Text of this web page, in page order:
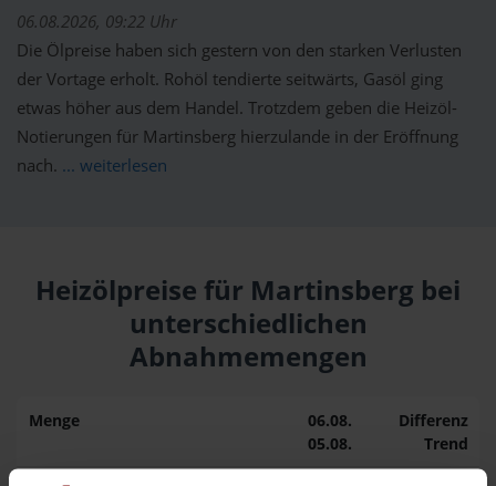
06.08.2026, 09:22 Uhr
Die Ölpreise haben sich gestern von den starken Verlusten
der Vortage erholt. Rohöl tendierte seitwärts, Gasöl ging
etwas höher aus dem Handel. Trotzdem geben die Heizöl-
Notierungen für Martinsberg hierzulande in der Eröffnung
nach. ... weiterlesen
Heizölpreise für Martinsberg bei
unterschiedlichen
Abnahmemengen
Menge
06.08.
05.08.
Differenz
Trend